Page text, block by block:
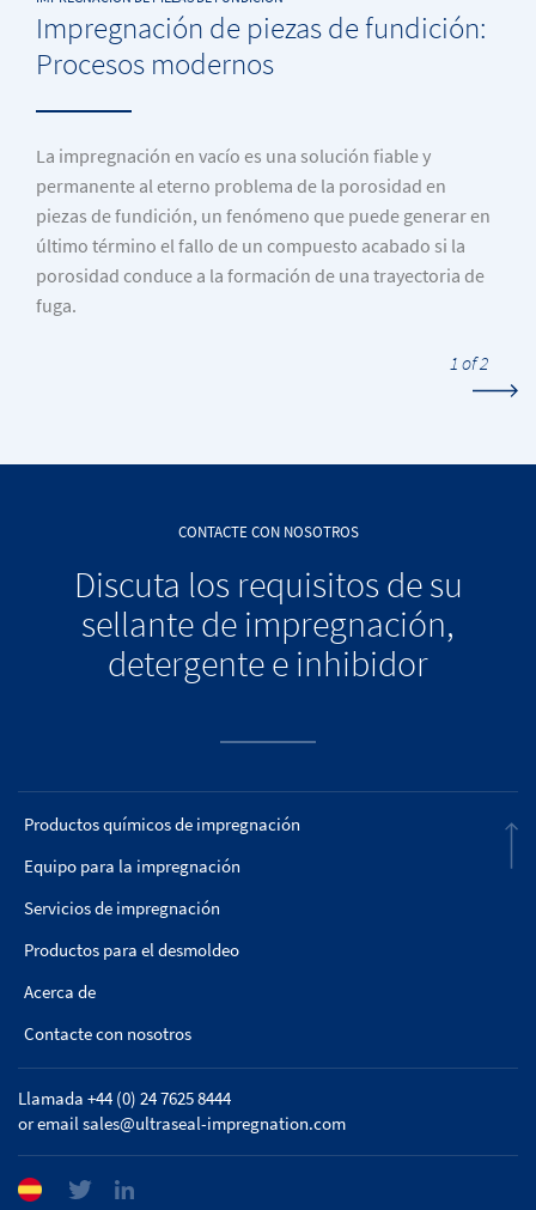
Impregnación de piezas de fundición:
Procesos modernos
La impregnación en vacío es una solución fiable y
permanente al eterno problema de la porosidad en
piezas de fundición, un fenómeno que puede generar en
último término el fallo de un compuesto acabado si la
porosidad conduce a la formación de una trayectoria de
fuga.
1 of 2
CONTACTE CON NOSOTROS
Discuta los requisitos de su
sellante de impregnación,
detergente e inhibidor
Productos químicos de impregnación
Equipo para la impregnación
Servicios de impregnación
Productos para el desmoldeo
Acerca de
Contacte con nosotros
Llamada +44 (0) 24 7625 8444
or emailsales@ultraseal-impregnation.com